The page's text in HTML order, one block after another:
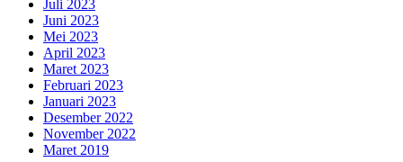
Juli 2023
Juni 2023
Mei 2023
April 2023
Maret 2023
Februari 2023
Januari 2023
Desember 2022
November 2022
Maret 2019